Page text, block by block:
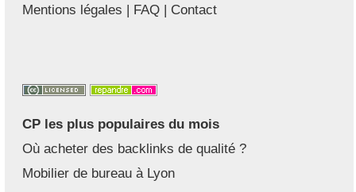
Mentions légales | FAQ | Contact
CP les plus populaires du mois
Où acheter des backlinks de qualité ?
Mobilier de bureau à Lyon